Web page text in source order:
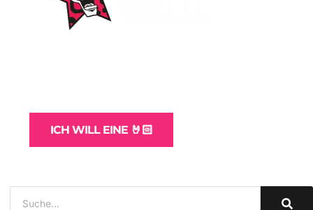
ICH WILL EINE 🤘🏻